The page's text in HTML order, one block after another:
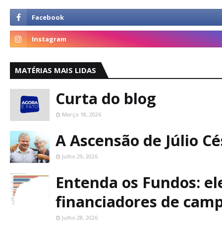
MATÉRIAS MAIS LIDAS
Curta do blog
Março 18, 2026
A Ascensão de Júlio
Julho 29, 2026
Entenda os Fundos:
financiadores de
Julho 28, 2026